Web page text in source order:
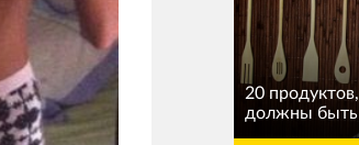
20
должны быть